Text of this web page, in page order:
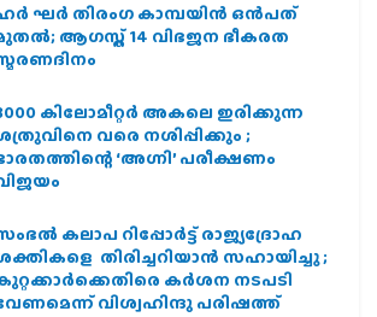
ഘര്‍ തിരംഗ കാമ്പയിന്‍ ഒന്‍പത്
ആഗസ്ത് 14 വിഭജന ഭീകരത
കിലോമീറ്റർ അകലെ ഇരിക്കുന്ന
വരെ നശിപ്പിക്കും ;
‘അഗ്നി’ പരീക്ഷണം
കലാപ റിപ്പോർട്ട് രാജ്യദ്രോഹ
തിരിച്ചറിയാൻ സഹായിച്ചു ;
കർശന നടപടി
വിശ്വഹിന്ദു പരിഷത്ത്